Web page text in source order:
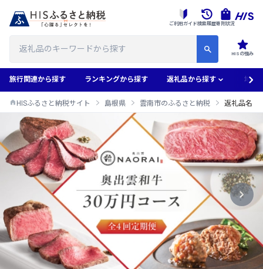
HISの強み
ご利用ガイド検索履歴寄附状況
旅行関連から探す ランキングから探す 返礼品から探す 地域
HISふるさと納税サイト 島根県 雲南市のふるさと納税 返礼品名